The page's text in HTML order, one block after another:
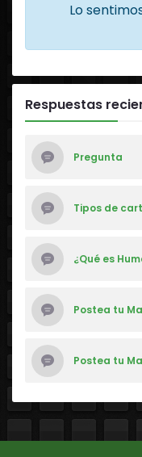
Lo
Respuestas
Pregunta
Tipos de
¿Qué es
Postea tu
Postea tu